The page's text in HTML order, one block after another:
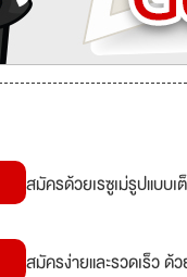
สมัครด้วยเรซูเม่รูปแบบ
สมัครง่ายและรวดเร็ว